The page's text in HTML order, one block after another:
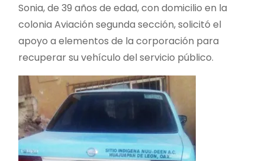
Sonia, de 39 años de edad, con domicilio en la
colonia Aviación segunda sección, solicitó el
apoyo a elementos de la corporación para
recuperar su vehículo del servicio público.